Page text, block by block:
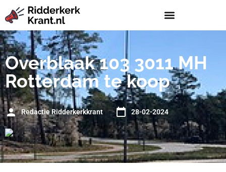
Overblaak 103 3011 MH
Rotterdam te koop
Redactie Ridderkerkkrant 28-02-2024